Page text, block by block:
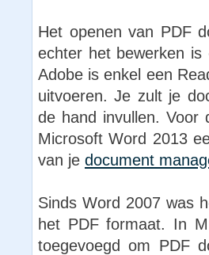
Het openen van PDF
echter het bewerken
Adobe is enkel een
uitvoeren. Je zult je
de hand invullen. Voor
Microsoft Word 2013
van je document
Sinds Word 2007 was
het PDF formaat. In
toegevoegd om PDF